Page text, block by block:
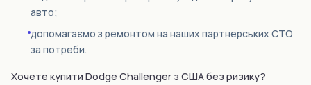
авто;
допомагаємо з ремонтом на наших партнерських СТО
за потреби.
Хочете купити Dodge Challenger з США без ризику?